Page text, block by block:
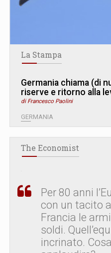
La Stampa
Germania chiama (di
riserve e ritorno alla
di Francesco Paolini
GERMANIA
The Economist
Per 80 anni
con un tacito
Francia le
soldi.
incrinato. Cosa